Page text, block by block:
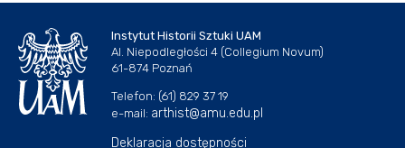
Instytut Historii Sztuki UAM
Al. Niepodległości 4 (Collegium Novum)
61-874 Poznań
Telefon: (61) 829 37 19
e-mail: arthist@amu.edu.pl
Deklaracja dostępności